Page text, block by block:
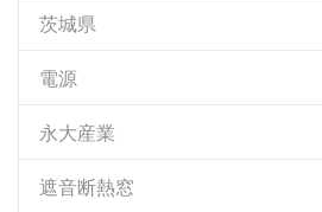
茨城県
電源
永大産業
遮音断熱窓